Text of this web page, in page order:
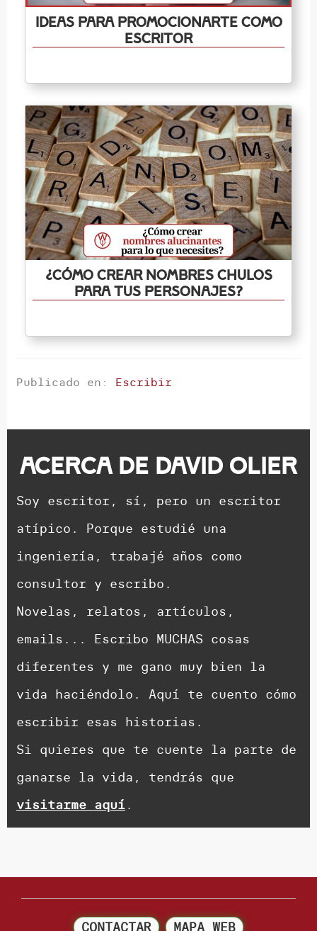
Ideas para promocionarte como
escritor
¿Cómo crear nombres chulos
para tus personajes?
Publicado en: Escribir
Acerca de David Olier
Soy escritor, sí, pero un escritor
atípico. Porque estudié una
ingeniería, trabajé años como
consultor y escribo.
Novelas, relatos, artículos,
emails... Escribo MUCHAS cosas
diferentes y me gano muy bien la
vida haciéndolo. Aquí te cuento cómo
escribir esas historias.
Si quieres que te cuente la parte de
ganarse la vida, tendrás que
visitarme aquí.
CONTACTAR MAPA WEB